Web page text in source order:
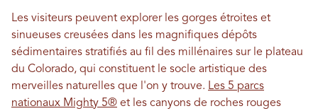
Les visiteurs peuvent explorer les gorges étroites et
sinueuses creusées dans les magnifiques dépôts
sédimentaires stratifiés au fil des millénaires sur le plateau
du Colorado, qui constituent le socle artistique des
merveilles naturelles que l'on y trouve. Les 5 parcs
nationaux Mighty 5® et les canyons de roches rouges